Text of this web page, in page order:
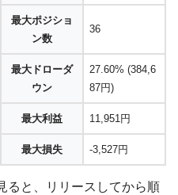
最大ポジショ
ン数
36
最大ドローダ
ウン
27.60% (384,6
87円)
最大利益 11,951円
最大損失 -3,527円
ると、リリースしてから順